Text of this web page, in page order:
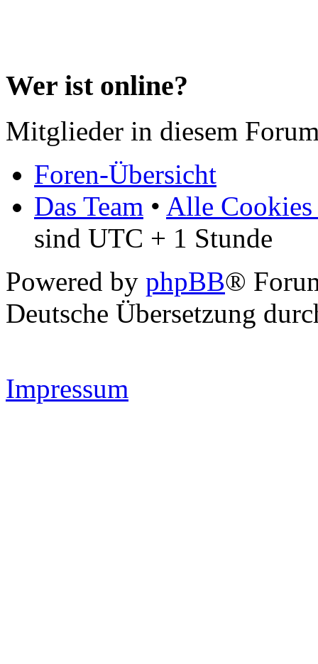
Wer ist online?
Mitglieder in diesem
Foren-Übersicht
Das Team • Alle Cookies
sind UTC + 1 Stunde
Powered by phpBB®
Deutsche Übersetzung
Impressum